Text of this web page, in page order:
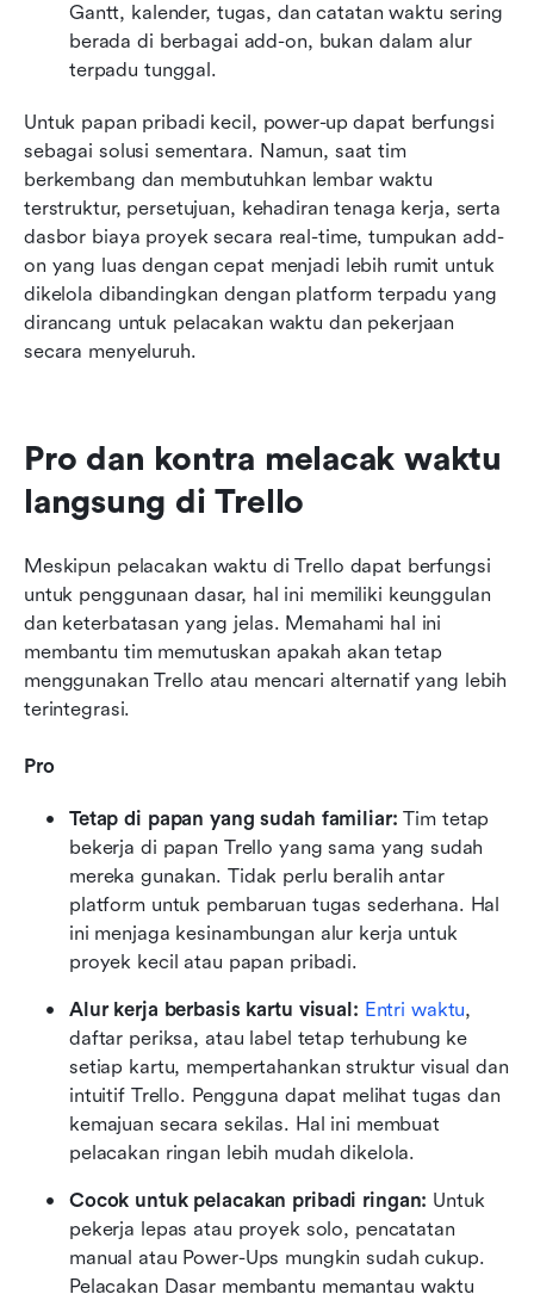
Gantt, kalender, tugas, dan catatan waktu sering
berada di berbagai add-on, bukan dalam alur
terpadu tunggal.
Untuk papan pribadi kecil, power-up dapat berfungsi
sebagai solusi sementara. Namun, saat tim
berkembang dan membutuhkan lembar waktu
terstruktur, persetujuan, kehadiran tenaga kerja, serta
dasbor biaya proyek secara real-time, tumpukan add-
on yang luas dengan cepat menjadi lebih rumit untuk
dikelola dibandingkan dengan platform terpadu yang
dirancang untuk pelacakan waktu dan pekerjaan
secara menyeluruh.
Pro dan kontra melacak waktu
langsung di Trello
Meskipun pelacakan waktu di Trello dapat berfungsi
untuk penggunaan dasar, hal ini memiliki keunggulan
dan keterbatasan yang jelas. Memahami hal ini
membantu tim memutuskan apakah akan tetap
menggunakan Trello atau mencari alternatif yang lebih
terintegrasi.
Pro
Tetap di papan yang sudah familiar: Tim tetap
bekerja di papan Trello yang sama yang sudah
mereka gunakan. Tidak perlu beralih antar
platform untuk pembaruan tugas sederhana. Hal
ini menjaga kesinambungan alur kerja untuk
proyek kecil atau papan pribadi.
Alur kerja berbasis kartu visual: Entri waktu,
daftar periksa, atau label tetap terhubung ke
setiap kartu, mempertahankan struktur visual dan
intuitif Trello. Pengguna dapat melihat tugas dan
kemajuan secara sekilas. Hal ini membuat
pelacakan ringan lebih mudah dikelola.
Cocok untuk pelacakan pribadi ringan: Untuk
pekerja lepas atau proyek solo, pencatatan
manual atau Power-Ups mungkin sudah cukup.
Pelacakan Dasar membantu memantau waktu